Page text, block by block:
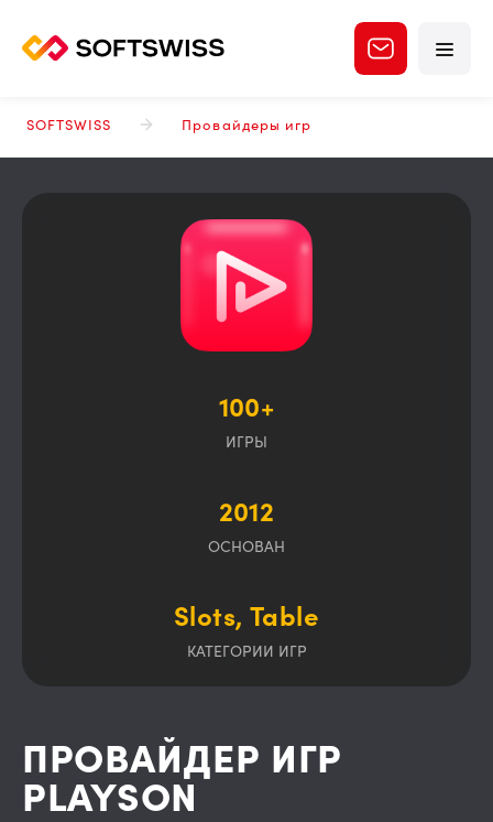
SOFTSWISS Провайдеры игр
100+
ИГРЫ
2012
ОСНОВАН
Slots, Table
КАТЕГОРИИ ИГР
ПРОВАЙДЕР ИГР
PLAYSON